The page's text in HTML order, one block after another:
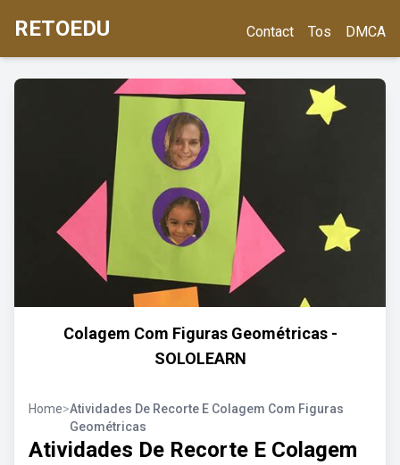
RETOEDU Contact Tos DMCA
Colagem Com Figuras Geométricas -
SOLOLEARN
Home>Atividades De Recorte E Colagem Com Figuras
Geométricas
Atividades De Recorte E Colagem